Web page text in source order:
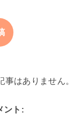
事はありません。
ント: